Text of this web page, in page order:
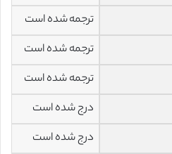
ترجمه شده است
ترجمه شده است
ترجمه شده است
درج شده است
درج شده است